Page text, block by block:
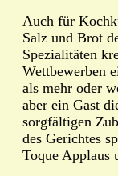
Auch für
Salz und Brot
Spezialitäten
Wettbewerben
als mehr oder
aber ein Gast
sorgfältigen
des Gerichtes
Toque Applaus